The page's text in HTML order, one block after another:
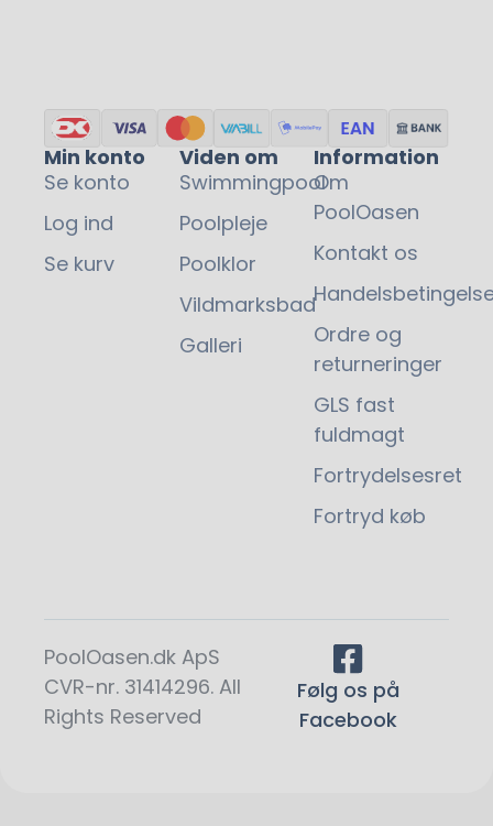
Min konto
Se konto
Log ind
Se kurv
Viden om
Swimmingpool
Poolpleje
Poolklor
Vildmarksbad
Galleri
Information
Om
PoolOasen
Kontakt os
Ordre og
returneringer
GLS fast
fuldmagt
Fortrydelsesret
Fortryd køb
PoolOasen.dk ApS
CVR-nr. 31414296. All
Rights Reserved
Følg os på
Facebook